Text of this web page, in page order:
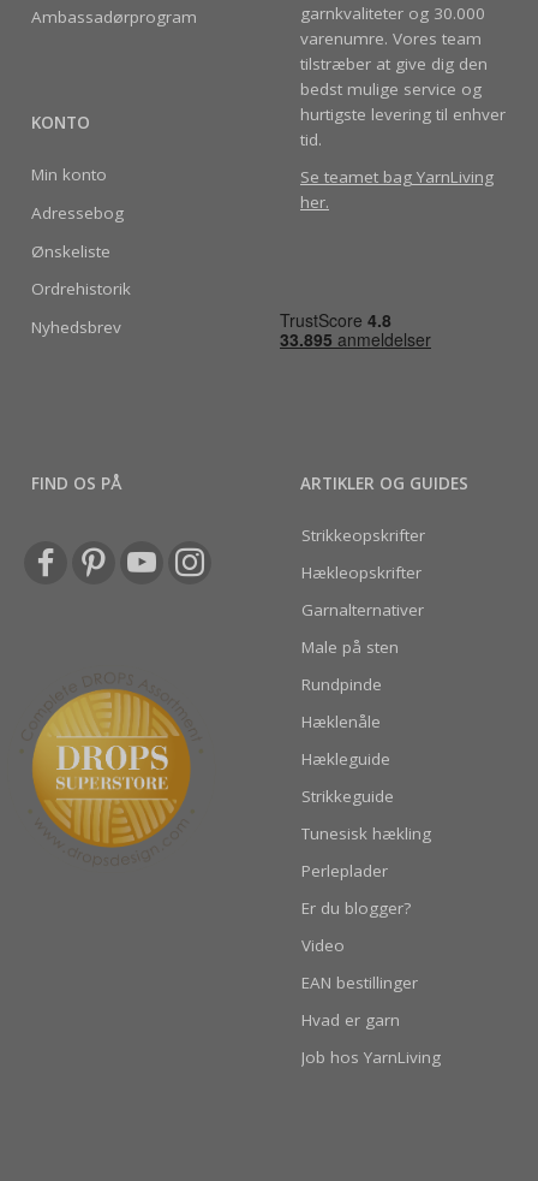
Ambassadørprogram
KONTO
Min konto
Adressebog
Ønskeliste
Ordrehistorik
Nyhedsbrev
garnkvaliteter og 30.000
varenumre. Vores team
tilstræber at give dig den
bedst mulige service og
hurtigste levering til enhver
tid.
Se teamet bag YarnLiving
her.
FIND OS PÅ ARTIKLER OG GUIDES
Strikkeopskrifter
Hækleopskrifter
Garnalternativer
Male på sten
Rundpinde
Hæklenåle
Hækleguide
Strikkeguide
Tunesisk hækling
Perleplader
Er du blogger?
Video
EAN bestillinger
Hvad er garn
Job hos YarnLiving